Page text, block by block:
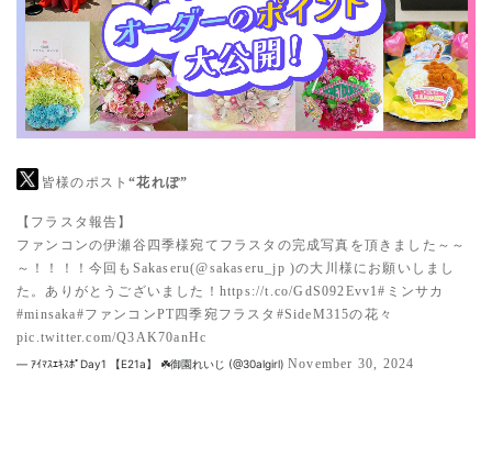
皆様のポスト“花れぽ”
【フラスタ報告】
ファンコンの伊瀬谷四季様宛てフラスタの完成写真を頂きました～～
～！！！！今回もSakaseru(@sakaseru_jp )の大川様にお願いしまし
た。ありがとうございました！ https://t.co/GdS092Evv1#ミンサカ
#minsaka#ファンコンPT四季宛フラスタ #SideM315の花々
pic.twitter.com/Q3AK70anHc
— ｱｲﾏｽｴｷｽﾎﾟDay1 【E21a】 ☘️御園れいじ (@30algirl) November 30, 2024